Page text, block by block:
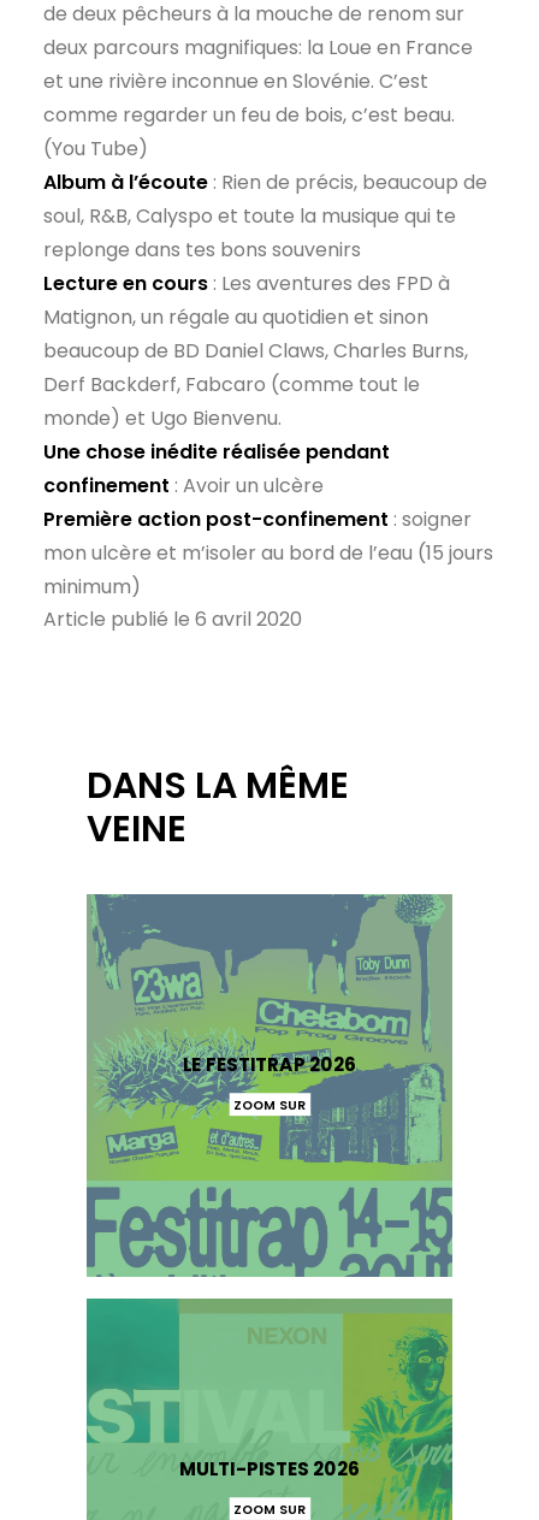
de deux pêcheurs à la mouche de renom sur
deux parcours magnifiques: la Loue en France
et une rivière inconnue en Slovénie. C’est
comme regarder un feu de bois, c’est beau.
(You Tube)
Album à l’écoute : Rien de précis, beaucoup de
soul, R&B, Calyspo et toute la musique qui te
replonge dans tes bons souvenirs
Lecture en cours : Les aventures des FPD à
Matignon, un régale au quotidien et sinon
beaucoup de BD Daniel Claws, Charles Burns,
Derf Backderf, Fabcaro (comme tout le
monde) et Ugo Bienvenu.
Une chose inédite réalisée pendant
confinement : Avoir un ulcère
Première action post-confinement : soigner
mon ulcère et m’isoler au bord de l’eau (15 jours
minimum)
Article publié le 6 avril 2020
DANS LA MÊME
VEINE
LE FESTITRAP 2026
ZOOM SUR
MULTI-PISTES 2026
ZOOM SUR